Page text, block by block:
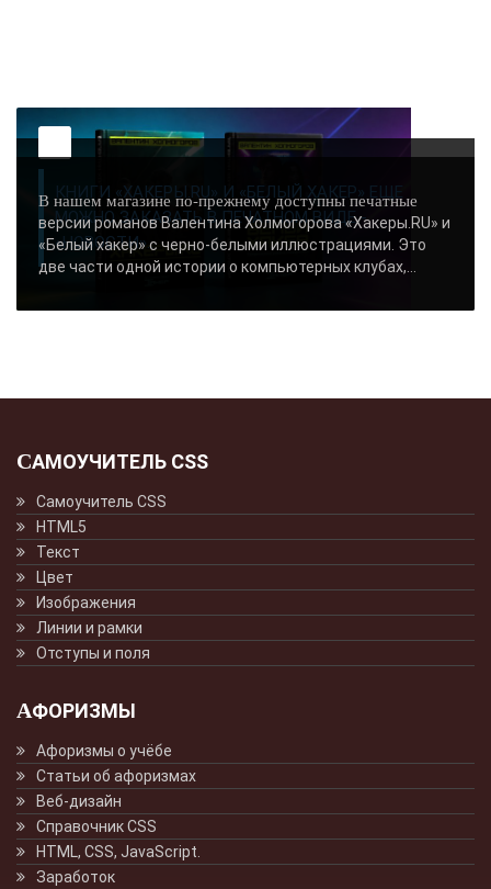
КНИГИ «ХАКЕРЫ.RU» И «БЕЛЫЙ ХАКЕР» ЕЩЕ
МОЖНО ЗАКАЗАТЬ В ПЕЧАТНОМ ВИДЕ -
«НОВОСТИ»..
В нашем магазине по-прежнему доступны печатные
версии романов Валентина Холмогорова «Хакеры.RU» и
«Белый хакер» с черно-белыми иллюстрациями. Это
две части одной истории о компьютерных клубах,...
САМОУЧИТЕЛЬ CSS
Самоучитель CSS
HTML5
Текст
Цвет
Изображения
Линии и рамки
Отступы и поля
АФОРИЗМЫ
Афоризмы о учёбе
Статьи об афоризмах
Веб-дизайн
Справочник CSS
HTML, CSS, JavaScript.
Заработок